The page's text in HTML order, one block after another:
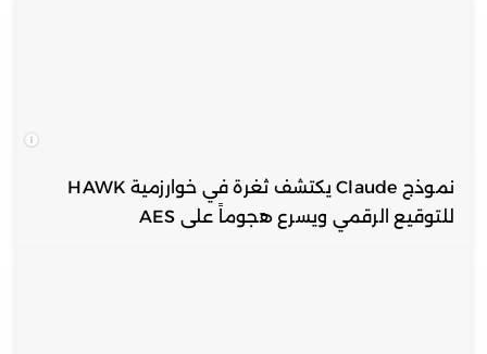
نموذج Claude يكتشف ثغرة في خوارزمية HAWK
للتوقيع الرقمي ويسرع هجوماً على AES